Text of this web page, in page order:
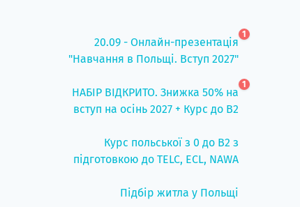
20.09 - Онлайн-презентація
"Навчання в Польщі. Вступ 2027"
1
НАБІР ВІДКРИТО. Знижка 50% на
вступ на осінь 2027 + Курс до B2
1
Курс польської з 0 до B2 з
підготовкою до TELC, ECL, NAWA
Підбір житла у Польщі